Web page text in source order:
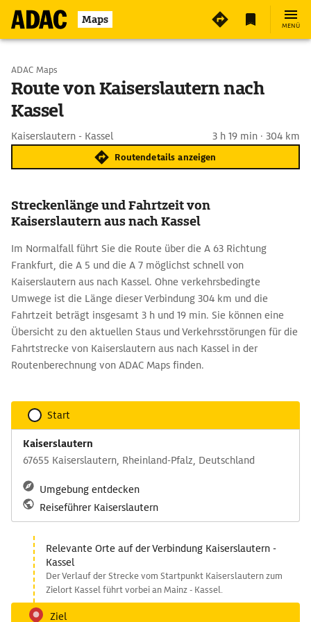
Maps MENÜ
Start wählen
Ziel eingeben
ADAC Maps
Route von Kaiserslautern nach
Kassel
Kaiserslautern - Kassel 3 h 19 min · 304 km
Routendetails anzeigen
Streckenlänge und Fahrtzeit von
Kaiserslautern aus nach Kassel
Im Normalfall führt Sie die Route über die A 63 Richtung
Frankfurt, die A 5 und die A 7 möglichst schnell von
Kaiserslautern aus nach Kassel. Ohne verkehrsbedingte
Umwege ist die Länge dieser Verbindung 304 km und die
Fahrtzeit beträgt insgesamt 3 h und 19 min. Sie können eine
Übersicht zu den aktuellen Staus und Verkehrsstörungen für die
Fahrtstrecke von Kaiserslautern aus nach Kassel in der
Routenberechnung von ADAC Maps finden.
Start
Kaiserslautern
67655 Kaiserslautern, Rheinland-Pfalz, Deutschland
Umgebung entdecken
Reiseführer Kaiserslautern
Relevante Orte auf der Verbindung Kaiserslautern -
Kassel
Der Verlauf der Strecke vom Startpunkt Kaiserslautern zum
Zielort Kassel führt vorbei an Mainz - Kassel.
Ziel